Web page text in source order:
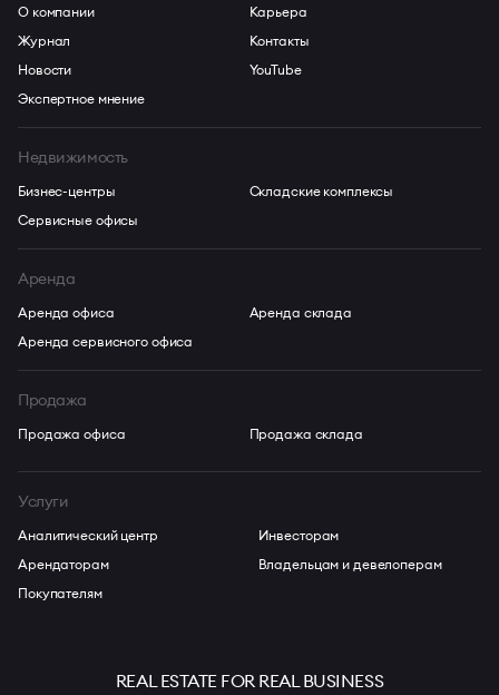
О компании
Журнал
Новости
Экспертное мнение
Карьера
Контакты
YouTube
Недвижимость
Бизнес-центры
Сервисные офисы
Складские комплексы
Аренда
Аренда офиса
Аренда сервисного офиса
Аренда склада
Продажа
Продажа офиса Продажа склада
Услуги
Аналитический центр
Арендаторам
Покупателям
Инвесторам
Владельцам и девелоперам
REAL ESTATE FOR REAL BUSINESS